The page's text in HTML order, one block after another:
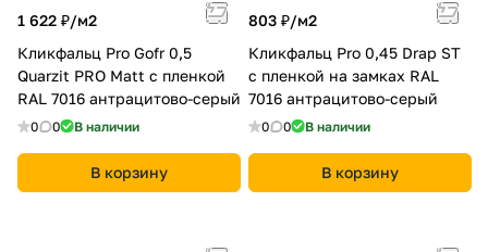
1 622 ₽/м2
Кликфальц Pro Gofr 0,5
Quarzit PRO Matt с пленкой
RAL 7016 антрацитово-серый
0 0 В наличии
В корзину
803 ₽/м2
Кликфальц Pro 0,45 Drap ST
с пленкой на замках RAL
7016 антрацитово-серый
0 0 В наличии
В корзину